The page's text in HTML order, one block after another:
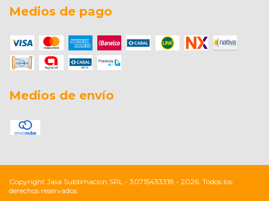
Medios de pago
Medios de envío
Copyright Jasa Sublimacion SRL - 30715433318 - 2026. Todos los
derechos reservados.